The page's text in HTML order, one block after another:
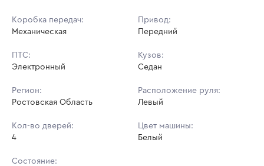
Коробка передач:
Механическая
Привод:
Передний
ПТС:
Электронный
Кузов:
Седан
Регион:
Ростовская Область
Расположение руля:
Левый
Кол-во дверей:
4
Цвет машины:
Белый
Состояние: